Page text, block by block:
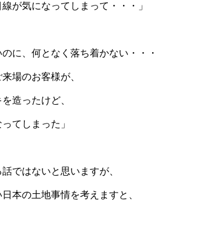
が気になってしまって・・・」
に、何となく落ち着かない・・・
場のお客様が、
造ったけど、
てしまった」
ではないと思いますが、
本の土地事情を考えますと、